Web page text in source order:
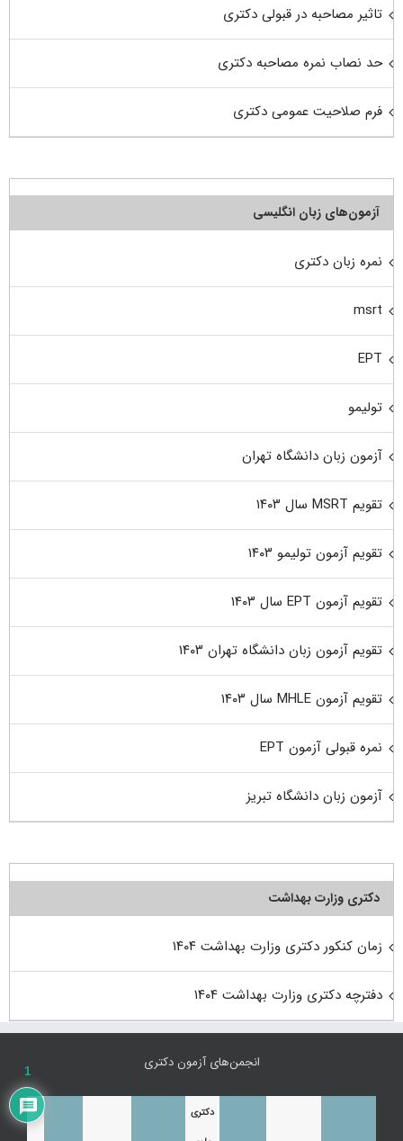
تاثیر مصاحبه در قبولی دکتری
حد نصاب نمره مصاحبه دکتری
فرم صلاحیت عمومی دکتری
آزمون‌های زبان انگلیسی
نمره زبان دکتری
msrt
EPT
تولیمو
آزمون زبان دانشگاه تهران
تقویم MSRT سال ۱۴۰۳
تقویم آزمون تولیمو ۱۴۰۳
تقویم آزمون EPT سال ۱۴۰۳
تقویم آزمون زبان دانشگاه تهران ۱۴۰۳
تقویم آزمون MHLE سال ۱۴۰۳
نمره قبولی آزمون EPT
آزمون زبان دانشگاه تبریز
دکتری وزارت بهداشت
زمان کنکور دکتری وزارت بهداشت ۱۴۰۴
دفترچه دکتری وزارت بهداشت ۱۴۰۴
انجمن‌های آزمون دکتری
دکتری
1